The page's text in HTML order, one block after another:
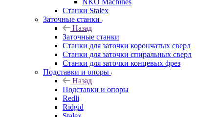
NKO Machines
Станки Stalex
Заточные станки
Назад
Заточные станки
Станки для заточки корончатых сверл
Станки для заточки спиральных сверл
Станки для заточки концевых фрез
Подставки и опоры
Назад
Подставки и опоры
Redli
Ridgid